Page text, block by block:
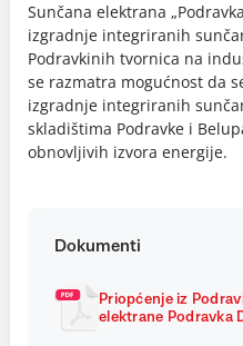
Sunčana elektrana
izgradnje integriranih
Podravkinih tvornica na
se razmatra mogućnost da
izgradnje integriranih
skladištima Podravke i
obnovljivih izvora energije.
Dokumenti
Priopćenje iz
elektrane Podravka